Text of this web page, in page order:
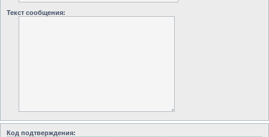
Текст сообщения:
Код подтверждения: